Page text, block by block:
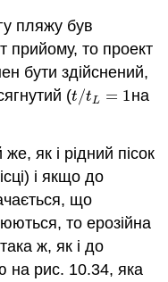
пляжу був
прийому, то проект
бути здійснений,
(t/tL = 1
t/tL= 1
на
як і рідний пісок
і якщо до
що
то ерозійна
ж, як і до
на рис. 10.34, яка